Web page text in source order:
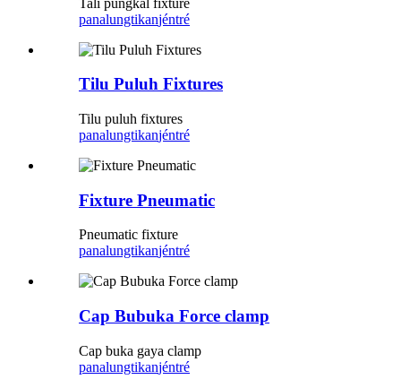
panalungtikanjéntré
Tilu Puluh Fixtures
Tilu puluh fixtures
panalungtikanjéntré
Fixture Pneumatic
Pneumatic fixture
panalungtikanjéntré
Cap Bubuka Force clamp
Cap buka gaya clamp
panalungtikanjéntré